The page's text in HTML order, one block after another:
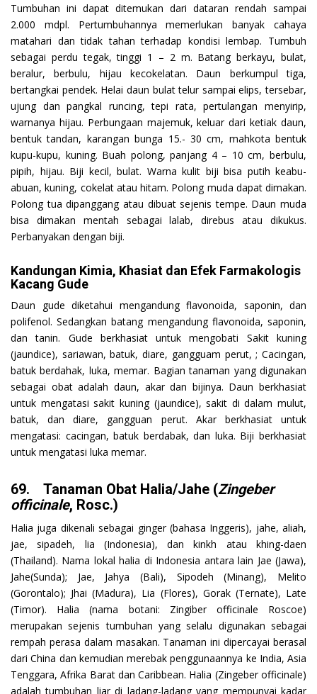
Tumbuhan ini dapat ditemukan dari dataran rendah sampai
2.000 mdpl. Pertumbuhannya memerlukan banyak cahaya
matahari dan tidak tahan terhadap kondisi lembap. Tumbuh
sebagai perdu tegak, tinggi 1 – 2 m. Batang berkayu, bulat,
beralur, berbulu, hijau kecokelatan. Daun berkumpul tiga,
bertangkai pendek. Helai daun bulat telur sampai elips, tersebar,
ujung dan pangkal runcing, tepi rata, pertulangan menyirip,
warnanya hijau. Perbungaan majemuk, keluar dari ketiak daun,
bentuk tandan, karangan bunga 15.- 30 cm, mahkota bentuk
kupu-kupu, kuning. Buah polong, panjang 4 – 10 cm, berbulu,
pipih, hijau. Biji kecil, bulat. Warna kulit biji bisa putih keabu-
abuan, kuning, cokelat atau hitam. Polong muda dapat dimakan.
Polong tua dipanggang atau dibuat sejenis tempe. Daun muda
bisa dimakan mentah sebagai lalab, direbus atau dikukus.
Perbanyakan dengan biji.
Kandungan Kimia, Khasiat dan Efek Farmakologis
Kacang Gude
Daun gude diketahui mengandung flavonoida, saponin, dan
polifenol. Sedangkan batang mengandung flavonoida, saponin,
dan tanin. Gude berkhasiat untuk mengobati Sakit kuning
(jaundice), sariawan, batuk, diare, gangguam perut, ; Cacingan,
batuk berdahak, luka, memar. Bagian tanaman yang digunakan
sebagai obat adalah daun, akar dan bijinya. Daun berkhasiat
untuk mengatasi sakit kuning (jaundice), sakit di dalam mulut,
batuk, dan diare, gangguan perut. Akar berkhasiat untuk
mengatasi: cacingan, batuk berdabak, dan luka. Biji berkhasiat
untuk mengatasi luka memar.
69. Tanaman Obat Halia/Jahe (Zingeber
officinale, Rosc.)
Halia juga dikenali sebagai ginger (bahasa Inggeris), jahe, aliah,
jae, sipadeh, lia (Indonesia), dan kinkh atau khing-daen
(Thailand). Nama lokal halia di Indonesia antara lain Jae (Jawa),
Jahe(Sunda); Jae, Jahya (Bali), Sipodeh (Minang), Melito
(Gorontalo); Jhai (Madura), Lia (Flores), Gorak (Ternate), Late
(Timor). Halia (nama botani: Zingiber officinale Roscoe)
merupakan sejenis tumbuhan yang selalu digunakan sebagai
rempah perasa dalam masakan. Tanaman ini dipercayai berasal
dari China dan kemudian merebak penggunaannya ke India, Asia
Tenggara, Afrika Barat dan Caribbean. Halia (Zingeber officinale)
adalah tumbuhan liar di ladang-ladang yang mempunyai kadar